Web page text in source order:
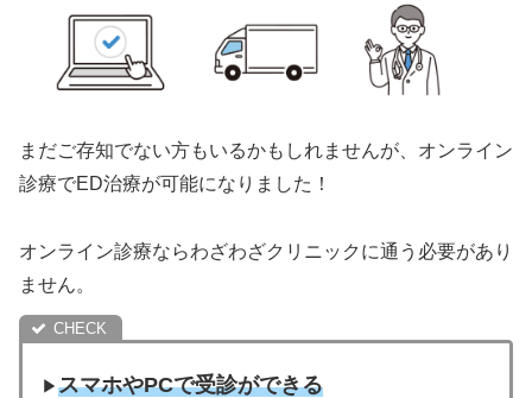
まだご存知でない方もいるかもしれませんが、オンライン
診療でED治療が可能になりました！
オンライン診療ならわざわざクリニックに通う必要があり
ません。
▶︎スマホやPCで受診ができる